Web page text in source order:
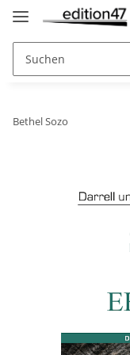
Bethel Sozo